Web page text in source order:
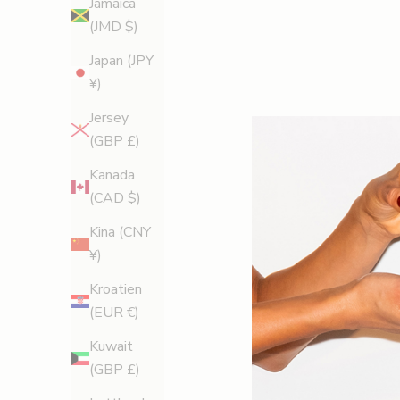
(JMD $)
Japan (JPY
¥)
Jersey
(GBP £)
Kanada
(CAD $)
Kina (CNY
¥)
Kroatien
(EUR €)
Kuwait
(GBP £)
Exercise